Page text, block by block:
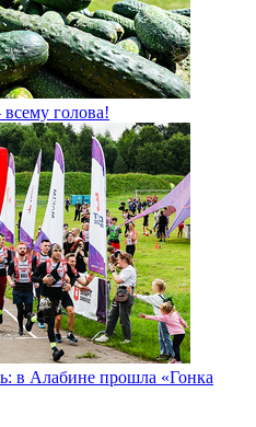
голова!
в Алабине прошла «Гонка